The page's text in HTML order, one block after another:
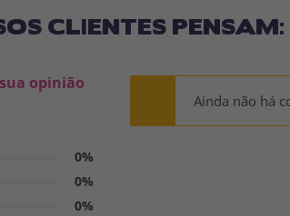
CLIENTES PENSAM:
opinião
0%
0%
0%
Ainda não há